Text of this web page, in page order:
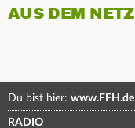
AUS DEM NETZ
Du bist hier: www.FFH.de
RADIO